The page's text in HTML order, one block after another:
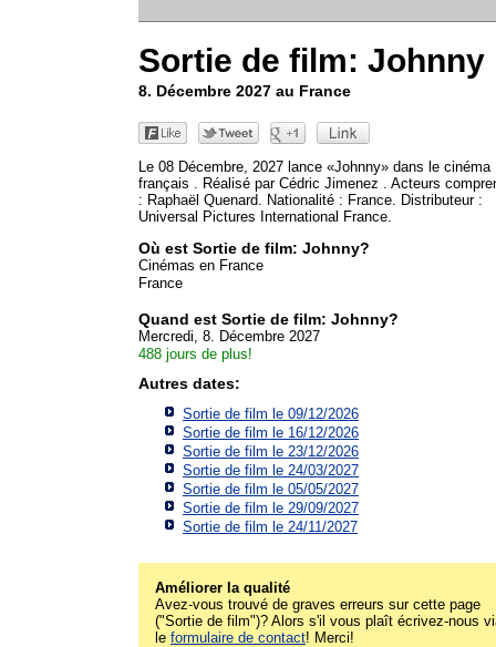
Sortie de film: Johnny
8. Décembre 2027 au France
Le 08 Décembre, 2027 lance «Johnny» dans le cinéma
français . Réalisé par Cédric Jimenez . Acteurs
: Raphaël Quenard. Nationalité : France. Distributeur :
Universal Pictures International France.
Où est Sortie de film: Johnny?
Cinémas en France
France
Quand est Sortie de film: Johnny?
Mercredi, 8. Décembre 2027
488 jours de plus!
Autres dates:
Sortie de film le 09/12/2026
Sortie de film le 16/12/2026
Sortie de film le 23/12/2026
Sortie de film le 24/03/2027
Sortie de film le 05/05/2027
Sortie de film le 29/09/2027
Sortie de film le 24/11/2027
Améliorer la qualité
Avez-vous trouvé de graves erreurs sur cette page
("Sortie de film")? Alors s'il vous plaît écrivez-nous
le formulaire de contact! Merci!